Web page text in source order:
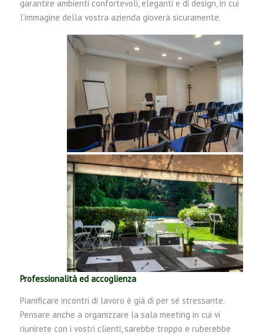
garantire ambienti confortevoli, eleganti e di design, in cui
l’immagine della vostra azienda gioverà sicuramente.
Professionalità ed accoglienza
Pianificare incontri di lavoro è già di per sé stressante.
Pensare anche a organizzare la sala meeting in cui vi
riunirete con i vostri clienti, sarebbe troppo e ruberebbe